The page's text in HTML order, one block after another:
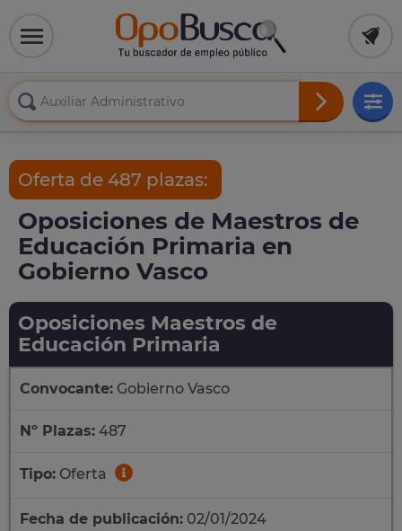
Oferta de 487 plazas:
Oposiciones de Maestros de
Educación Primaria en
Gobierno Vasco
Oposiciones Maestros de
Educación Primaria
Convocante: Gobierno Vasco
Nº Plazas: 487
Tipo: Oferta
Fecha de publicación: 02/01/2024